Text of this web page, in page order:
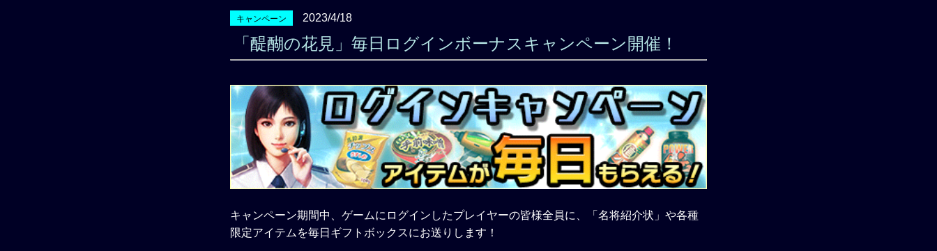
キャンペーン 2023/4/18
「醍醐の花見」毎日ログインボーナスキャンペーン開催！
キャンペーン期間中、ゲームにログインしたプレイヤーの皆様全員に、「名将紹介状」や各種
限定アイテムを毎日ギフトボックスにお送りします！